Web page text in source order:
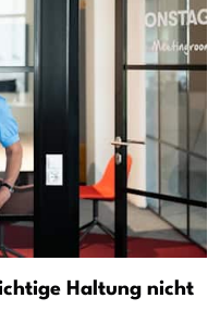
Haltung nicht